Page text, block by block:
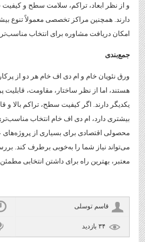
و از نظر ابعاد، تراکم، سلامت سطح و
دارند. همچنین مراکز تخصصی معمولاً تنوع
امکان دریافت مشاوره برای انتخاب
جمع‌بندی
ورق نئوپان خام و ام دی اف خام هر دو از
هستند، اما از نظر ساختار، مقاومت،
یکدیگر دارند. اگر کیفیت سطح، تراکم بالا و
بیشتری دارد، ام دی اف خام انتخاب مناسب‌تری
محصولی اقتصادی برای بسیاری از پروژه‌های
می‌تواند نیاز شما را به‌خوبی برطرف کند.
معتبر، بهترین راه برای داشتن انتخابی
قاسم توسلی